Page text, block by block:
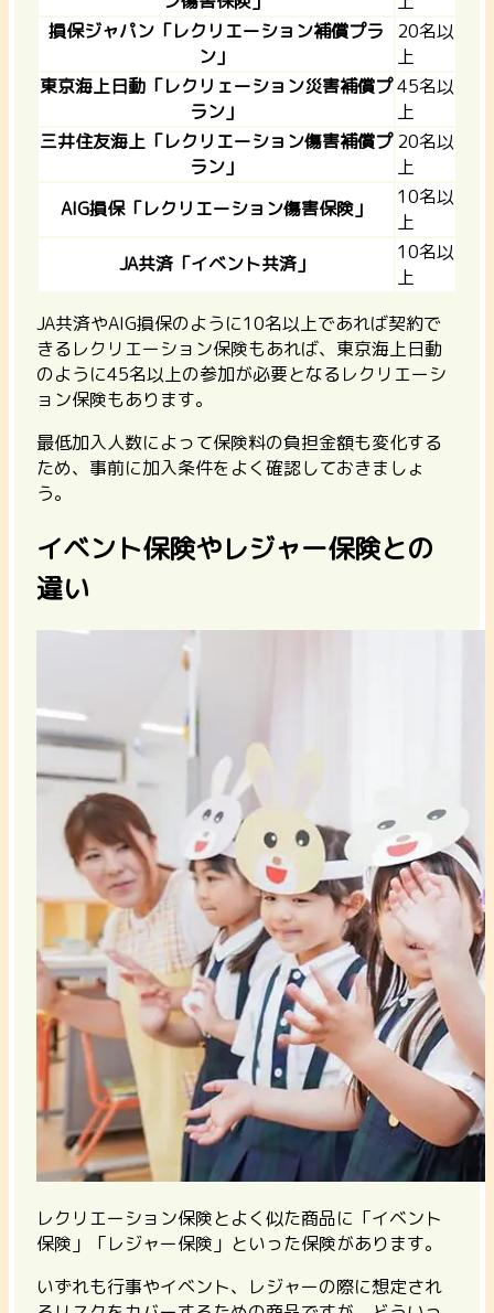
損保ジャパン「レクリエーション補償プラ
ン」
20名以
上
東京海上日動「レクリェーション災害補償プ
ラン」
45名以
上
三井住友海上「レクリエーション傷害補償プ
ラン」
20名以
上
AIG損保「レクリエーション傷害保険」
10名以
上
JA共済「イベント共済」
10名以
上
JA共済やAIG損保のように10名以上であれば契約で
きるレクリエーション保険もあれば、東京海上日動
のように45名以上の参加が必要となるレクリエーシ
ョン保険もあります。
最低加入人数によって保険料の負担金額も変化する
ため、事前に加入条件をよく確認しておきましょ
う。
イベント保険やレジャー保険との
違い
レクリエーション保険とよく似た商品に「イベント
保険」「レジャー保険」といった保険があります。
いずれも行事やイベント、レジャーの際に想定され